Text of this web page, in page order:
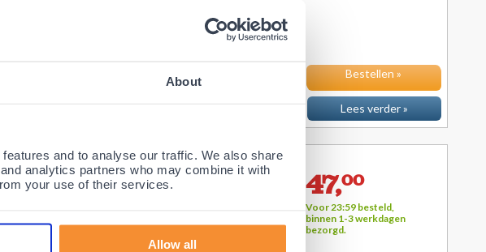
About
and to analyse our traffic. We also share
analytics partners who may combine it with
your use of their services.
Allow all
enkelbrace voor lichte tot middelzware enkel
Bestellen »
Lees verder »
S Enkelbrace
en meest ademende enkelbrace van dit moment!
47,00
Voor 23:59 besteld,
binnen 1-3 werkdagen
bezorgd.